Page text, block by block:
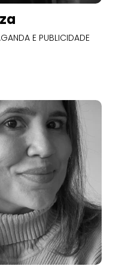
E PUBLICIDADE